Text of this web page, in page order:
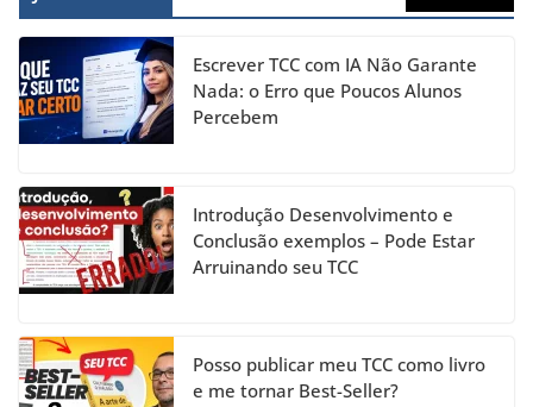
e
b
o
o
k
gr
a
m
e
dI
n
er T
u
b
e
h
a
n
el
Escrever TCC com IA Não Garante
Nada: o Erro que Poucos Alunos
Percebem
Introdução Desenvolvimento e
Conclusão exemplos – Pode Estar
Arruinando seu TCC
Posso publicar meu TCC como livro
e me tornar Best-Seller?